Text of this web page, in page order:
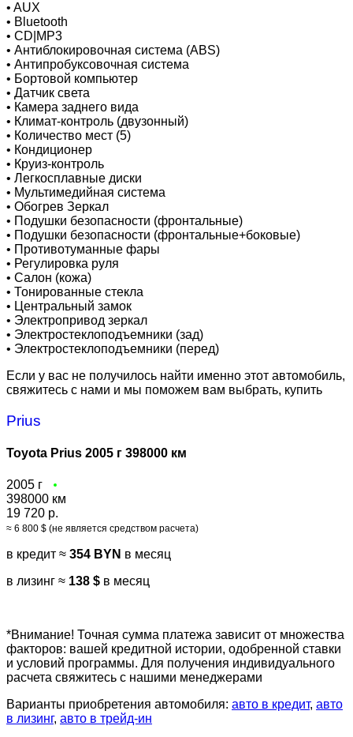
• AUX
• Bluetooth
• CD|MP3
• Антиблокировочная система (ABS)
• Антипробуксовочная система
• Бортовой компьютер
• Датчик света
• Камера заднего вида
• Климат-контроль (двузонный)
• Количество мест (5)
• Кондиционер
• Круиз-контроль
• Легкосплавные диски
• Мультимедийная система
• Обогрев Зеркал
• Подушки безопасности (фронтальные)
• Подушки безопасности (фронтальные+боковые)
• Противотуманные фары
• Регулировка руля
• Салон (кожа)
• Тонированные стекла
• Центральный замок
• Электропривод зеркал
• Электростеклоподъемники (зад)
• Электростеклоподъемники (перед)
Если у вас не получилось найти именно этот автомобиль,
свяжитесь с нами и мы поможем вам выбрать, купить
Prius
Toyota Prius 2005 г 398000 км
2005 г
398000 км
19 720 р.
≈ 6 800 $ (не является средством расчета)
в кредит ≈ 354 BYN в месяц
в лизинг ≈ 138 $ в месяц
*Внимание! Точная сумма платежа зависит от множества
факторов: вашей кредитной истории, одобренной ставки
и условий программы. Для получения индивидуального
расчета свяжитесь с нашими менеджерами
Варианты приобретения автомобиля: авто в кредит, авто
в лизинг, авто в трейд-ин